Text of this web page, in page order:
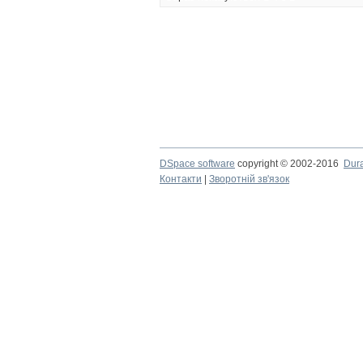
DSpace software copyright © 2002-2016
Контакти
Зворотній зв'язок